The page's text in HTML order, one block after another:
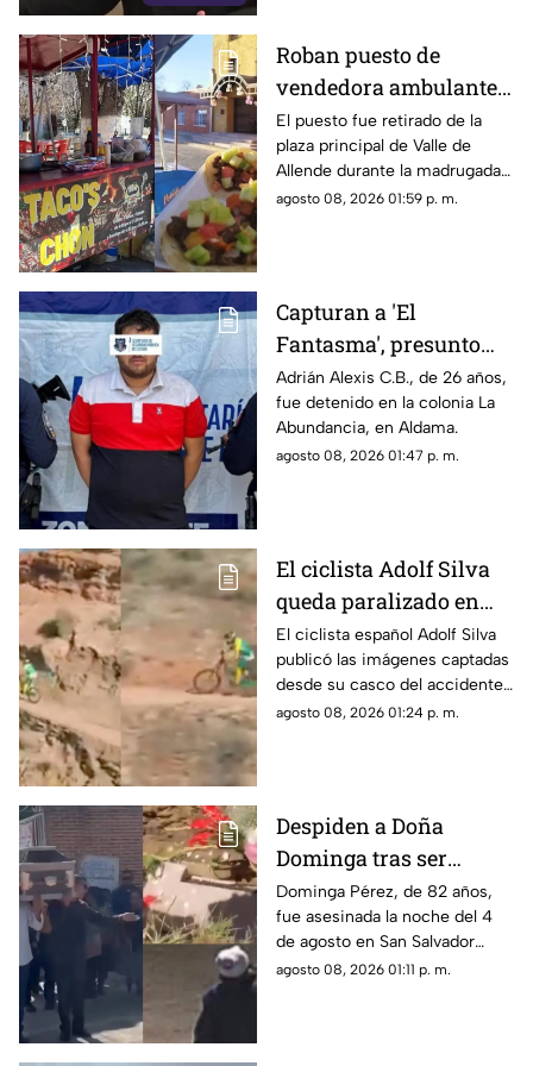
Roban puesto de
vendedora ambulante
en Valle de Allende;
piden ayuda para
localizarlo
El puesto fue retirado de la
plaza principal de Valle de
Allende durante la madrugada,
junto con el asador, carpa,
agosto 08, 2026 01:59 p. m.
Capturan a 'El
Fantasma', presunto
líder delictivo en
Aldama
Adrián Alexis C.B., de 26 años,
fue detenido en la colonia La
Abundancia, en Aldama.
agosto 08, 2026 01:47 p. m.
El ciclista Adolf Silva
queda paralizado en
vivo; liberan video del
brutal accidente
El ciclista español Adolf Silva
publicó las imágenes captadas
desde su casco del accidente
que sufrió durante el Red Bull
agosto 08, 2026 01:24 p. m.
Despiden a Doña
Dominga tras ser
asesinada por 90 pesos
en Amozoc
Dominga Pérez, de 82 años,
fue asesinada la noche del 4
de agosto en San Salvador
Chachapa, Amozoc, Puebla,
agosto 08, 2026 01:11 p. m.